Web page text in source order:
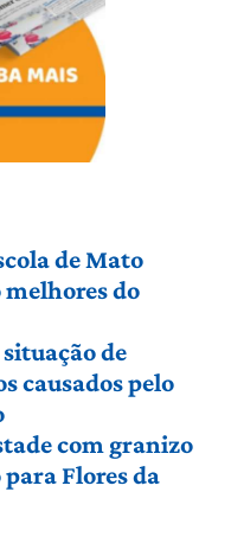
de Mato
melhores do
de
causados pelo
com granizo
Flores da